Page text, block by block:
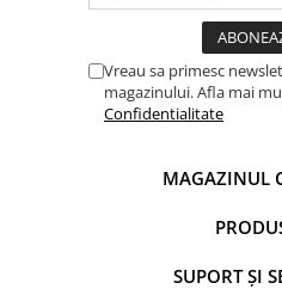
Clasici români și universali
contemporană
Thriller și mister
Science-fiction și fantasy
Ficțiune mitologică și istorică
Romane de dragoste
Vreau sa primesc
magazinului. Afla mai
Confidentialitate
MAGAZINUL
SUPORT ȘI